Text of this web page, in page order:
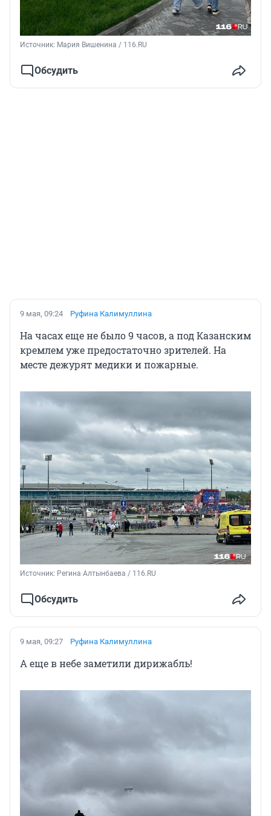
Источник: Мария Вишенина / 116.RU
Обсудить
9 мая, 09:24 Руфина Калимуллина
На часах еще не было 9 часов, а под Казанским
кремлем уже предостаточно зрителей. На
месте дежурят медики и пожарные.
Источник: Регина Алтынбаева / 116.RU
Обсудить
9 мая, 09:27 Руфина Калимуллина
А еще в небе заметили дирижабль!